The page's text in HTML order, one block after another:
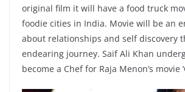
original film it will have a food truck
foodie cities in India. Movie will be an
about relationships and self discovery
endearing journey. Saif Ali Khan
become a Chef for Raja Menon’s movie